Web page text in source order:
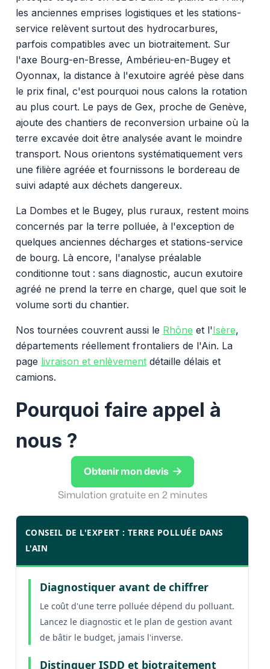
les anciennes emprises logistiques et les stations-
service relèvent surtout des hydrocarbures,
parfois compatibles avec un biotraitement. Sur
l'axe Bourg-en-Bresse, Ambérieu-en-Bugey et
Oyonnax, la distance à l'exutoire agréé pèse dans
le prix final, c'est pourquoi nous calons la rotation
au plus court. Le pays de Gex, proche de Genève,
ajoute des chantiers de reconversion urbaine où la
terre excavée doit être analysée avant le moindre
transport. Nous orientons systématiquement vers
une filière agréée et fournissons le bordereau de
suivi adapté aux déchets dangereux.
La Dombes et le Bugey, plus ruraux, restent moins
concernés par la terre polluée, à l'exception de
quelques anciennes décharges et stations-service
de bourg. Là encore, l'analyse préalable
conditionne tout : sans diagnostic, aucun exutoire
agréé ne prend la terre en charge, quel que soit le
volume sorti du chantier.
Nos tournées couvrent aussi le Rhône et l'Isère,
départements réellement frontaliers de l'Ain. La
page livraison et enlèvementdétaille délais et
camions.
Pourquoi faire appel à
nous ?
Obtenir mon devis 
Simulation gratuite en 2 minutes
CONSEIL DE L'EXPERT : TERRE POLLUÉE DANS
L'AIN
Diagnostiquer avant de chiffrer
Le coût d'une terre polluée dépend du polluant.
Lancez le diagnostic et le plan de gestion avant
de bâtir le budget, jamais l'inverse.
Distinguer ISDD et biotraitement